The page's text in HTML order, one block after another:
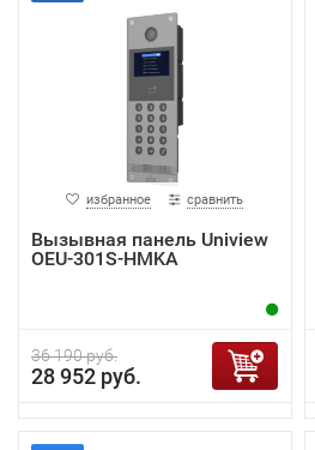
избранное сравнить
Вызывная панель Uniview
OEU-301S-HMKA
36 190 руб.
28 952 руб.